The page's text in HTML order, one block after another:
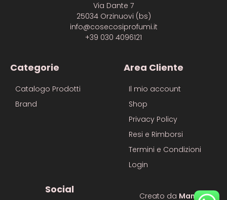
Via Dante 7
25034 Orzinuovi (bs)
info@cosecosiprofumi.it
+39 030 4096121
Categorie
Catalogo Prodotti
Brand
Area Cliente
Il mio account
Shop
Privacy Policy
Resi e Rimborsi
Termini e Condizioni
Login
Social
Creato da Manuel